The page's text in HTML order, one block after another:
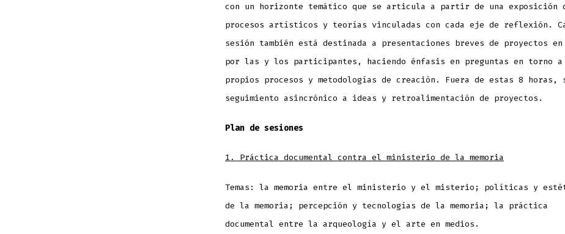
con un horizonte temático que se articula a partir de una exposición
procesos artísticos y teorías vinculadas con cada eje de reflexión.
sesión también está destinada a presentaciones breves de proyectos en
por las y los participantes, haciendo énfasis en preguntas en torno a
propios procesos y metodologías de creación. Fuera de estas 8 horas,
seguimiento asincrónico a ideas y retroalimentación de proyectos.
Plan de sesiones
1. Práctica documental contra el ministerio de la memoria
Temas: la memoria entre el ministerio y el misterio; políticas y
de la memoria; percepción y tecnologías de la memoria; la práctica
documental entre la arqueología y el arte en medios.